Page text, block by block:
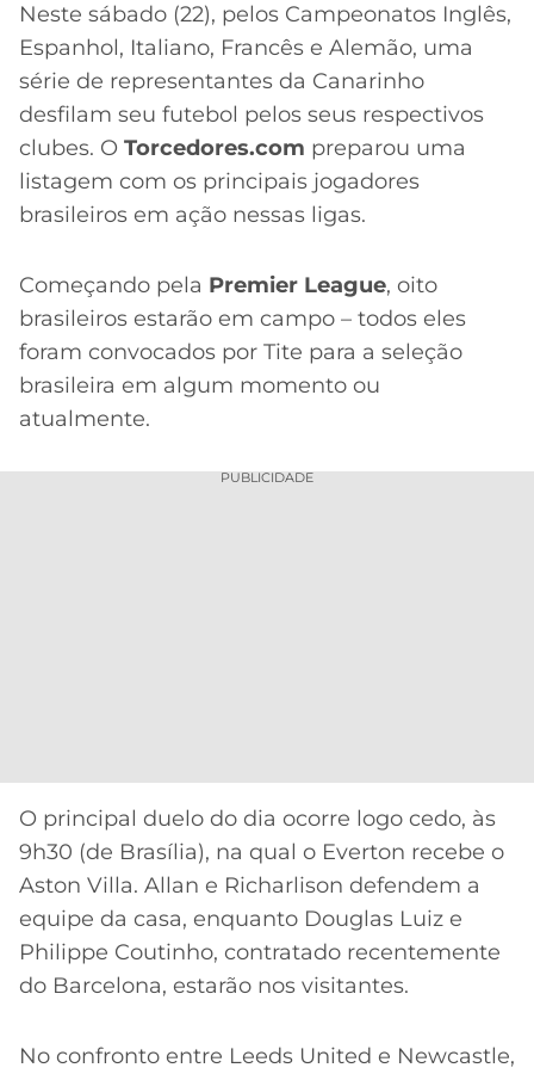
ONLINE
2026
GRÊMIO
ATLÉTICO
MG
CRUZEIRO
LALIGA
Neste sábado (22), pelos Campeonatos Inglês,
Espanhol, Italiano, Francês e Alemão, uma
série de representantes da Canarinho
desfilam seu futebol pelos seus respectivos
clubes. O Torcedores.com preparou uma
listagem com os principais jogadores
brasileiros em ação nessas ligas.
Começando pela Premier League, oito
brasileiros estarão em campo – todos eles
foram convocados por Tite para a seleção
brasileira em algum momento ou
atualmente.
PUBLICIDADE
O principal duelo do dia ocorre logo cedo, às
9h30 (de Brasília), na qual o Everton recebe o
Aston Villa. Allan e Richarlison defendem a
equipe da casa, enquanto Douglas Luiz e
Philippe Coutinho, contratado recentemente
do Barcelona, estarão nos visitantes.
No confronto entre Leeds United e Newcastle,